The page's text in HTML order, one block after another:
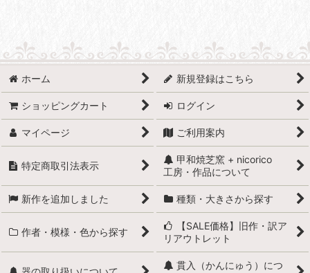
ホーム 新規登録はこちら
ショッピングカート ログイン
マイページ ご利用案内
特定商取引法表示
甲和焼芝窯 + nicorico
工房・作品について
新作を追加しました 種類・大きさから探す
作者・模様・色から探す
【SALE価格】旧作・訳ア
リアウトレット
貫入（かんにゅう）につ